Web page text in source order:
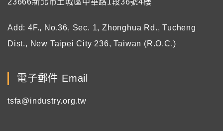
23666新北市土城區中華路1段36號4樓
Add: 4F., No.36, Sec. 1, Zhonghua Rd., Tucheng
Dist., New Taipei City 236, Taiwan (R.O.C.)
電子郵件 Email
tsfa@industry.org.tw